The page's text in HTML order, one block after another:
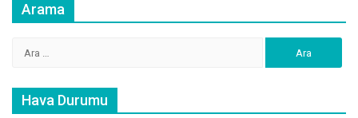
Arama
Hava Durumu